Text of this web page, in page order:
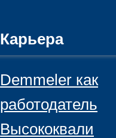
Карьера
Demmeler как
работодатель
Высококвали